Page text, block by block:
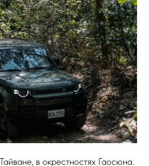
в окрестностях Гаосюна.